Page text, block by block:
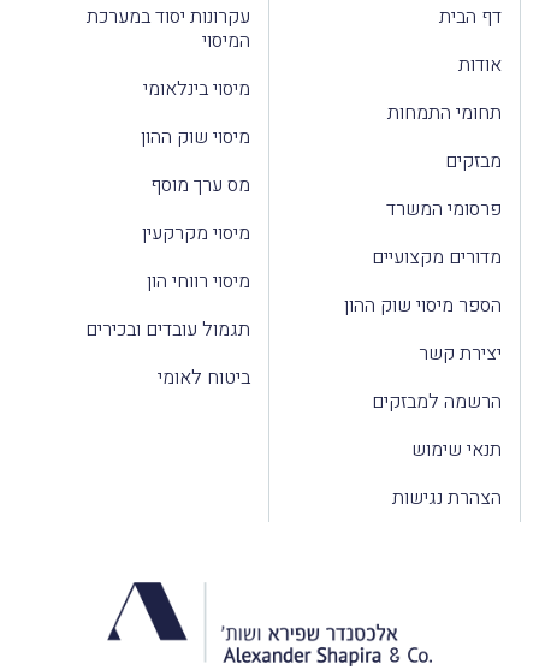
דף הבית
אודות
תחומי התמחות
מבזקים
פרסומי המשרד
מדורים מקצועיים
הספר מיסוי שוק ההון
יצירת קשר
הרשמה למבזקים
תנאי שימוש
הצהרת נגישות
עקרונות יסוד במערכת
המיסוי
מיסוי בינלאומי
מיסוי שוק ההון
מס ערך מוסף
מיסוי מקרקעין
מיסוי רווחי הון
תגמול עובדים ובכירים
ביטוח לאומי